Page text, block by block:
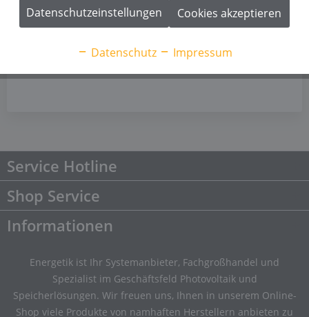
Service Hotline
Shop Service
Informationen
Energetik ist Ihr Systemanbieter, Fachgroßhandel und
Spezialist im Geschäftsfeld Photovoltaik und
Speicherlösungen. Wir freuen uns, Ihnen in unserem Online-
Shop viele Produkte von namhaften Herstellern anbieten zu
Datenschutzeinstellungen
Cookies akzeptieren
Datenschutz Impressum